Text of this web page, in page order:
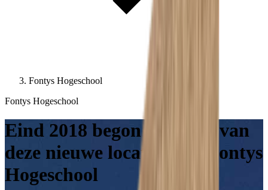
Fontys Hogeschool
Fontys Hogeschool
Eind 2018 begon de bouw van
deze nieuwe locatie voor Fontys
Hogeschool